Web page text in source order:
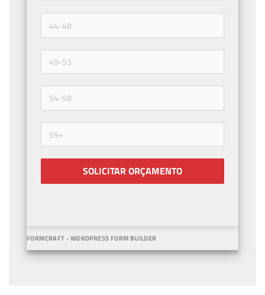
SOLICITAR ORÇAMENTO
FORMCRAFT - WORDPRESS FORM BUILDER